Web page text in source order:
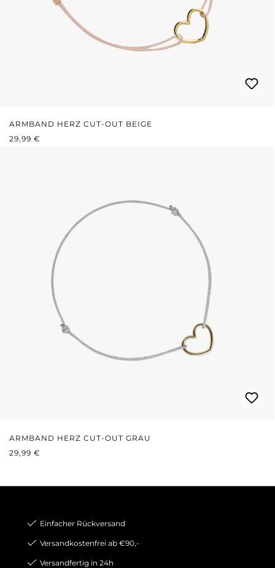
ARMBAND HERZ CUT-OUT BEIGE
REGULÄRER PREIS:
29,99 €
ARMBAND HERZ CUT-OUT GRAU
REGULÄRER PREIS:
29,99 €
Einfacher Rückversand
Versandkostenfrei ab €90,-
Versandfertig in 24h